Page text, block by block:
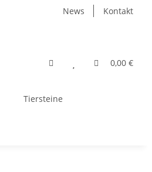
News Kontakt
0,00 €
Tiersteine